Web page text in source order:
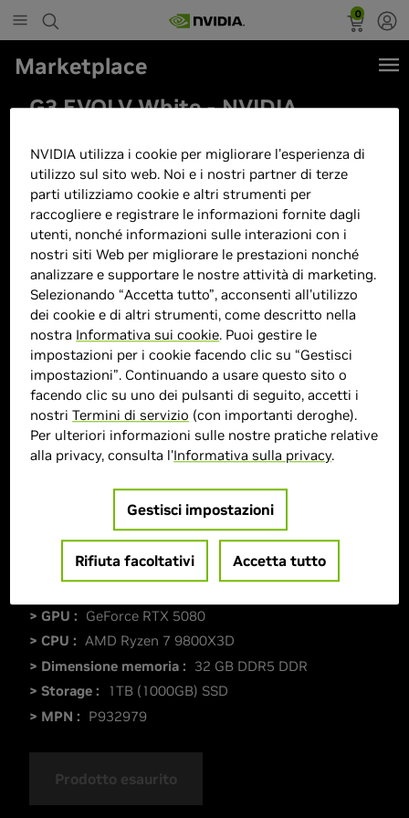
0
Marketplace
G3 EVOLV White - NVIDIA
9800X3D, 32GB RAM 6400Mhz,
1TB NVME Pcie, Dissipatore
Phanteks, AM5 Motherboard
> GPU : GeForce RTX 5080
> CPU : AMD Ryzen 7 9800X3D
> Dimensione memoria : 32 GB DDR5 DDR
> Storage :
1TB (1000GB) SSD
> MPN : P932979
Prodotto esaurito
NVIDIA utilizza i cookie per migliorare l'esperienza di
utilizzo sul sito web. Noi e i nostri partner di terze
parti utilizziamo cookie e altri strumenti per
raccogliere e registrare le informazioni fornite dagli
utenti, nonché informazioni sulle interazioni con i
nostri siti Web per migliorare le prestazioni nonché
analizzare e supportare le nostre attività di marketing.
Selezionando “Accetta tutto”, acconsenti all'utilizzo
dei cookie e di altri strumenti, come descritto nella
nostra Informativa sui cookie. Puoi gestire le
impostazioni per i cookie facendo clic su “Gestisci
impostazioni”. Continuando a usare questo sito o
facendo clic su uno dei pulsanti di seguito, accetti i
nostriTermini di servizio (con importanti deroghe).
Per ulteriori informazioni sulle nostre pratiche relative
alla privacy, consulta l'Informativa sulla privacy.
Gestisci impostazioni
Rifiuta facoltativi Accetta tutto